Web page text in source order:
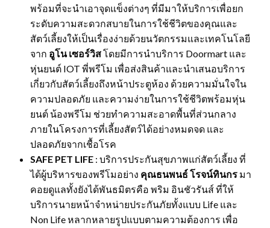
พร้อมที่จะนำเอาจุดแข็งต่างๆ ที่มีมาให้บริการเพื่อยก
ระดับความสะดวกสบายในการใช้ชีวิตของคุณและ
สัตว์เลี้ยงให้เป็นเรื่องง่ายด้วยนวัตกรรมและเทคโนโลยี
จาก อูโน เซอร์วิสโดยมีการนำบริการ Doormart และ
หุ่นยนต์ IOT พี่พรีโม เพื่อส่งสินค้าและนำเสนอบริการ
เกี่ยวกับสัตว์เลี้ยงถึงหน้าประตูห้อง ด้วยความมั่นใจใน
ความปลอดภัย และความง่ายในการใช้ชีวิตพร้อมหุ่น
ยนต์ น้องพรีโม ช่วยทำความสะอาดพื้นที่ส่วนกลาง
ภายในโครงการที่เลี้ยงสัตว์ได้อย่างหมดจด และ
ปลอดภัยจากเชื้อโรค
SAFE PET LIFE : บริการประกันสุขภาพแก่สัตว์เลี้ยง ที่
ได้ผู้บริหารของพรีโมอย่าง คุณธนพนธ์ โรจน์ทินกร มา
คอยดูแลทั้งยังได้พันธมิตรคือ พริม อินชัวรันส์ ที่ให้
บริการนายหน้าจำหน่ายประกันภัยทั้งแบบ Life และ
Non Life หลากหลายรูปแบบตามความต้องการ เพื่อ